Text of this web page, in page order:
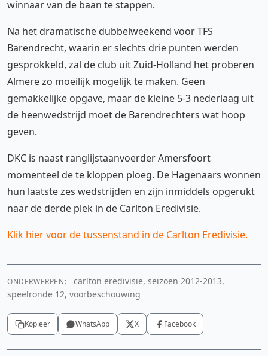
winnaar van de baan te stappen.
Na het dramatische dubbelweekend voor TFS
Barendrecht, waarin er slechts drie punten werden
gesprokkeld, zal de club uit Zuid-Holland het proberen
Almere zo moeilijk mogelijk te maken. Geen
gemakkelijke opgave, maar de kleine 5-3 nederlaag uit
de heenwedstrijd moet de Barendrechters wat hoop
geven.
DKC is naast ranglijstaanvoerder Amersfoort
momenteel de te kloppen ploeg. De Hagenaars wonnen
hun laatste zes wedstrijden en zijn inmiddels opgerukt
naar de derde plek in de Carlton Eredivisie.
Klik hier voor de tussenstand in de Carlton Eredivisie.
ONDERWERPEN:
carlton eredivisie, seizoen 2012-2013,
speelronde 12, voorbeschouwing
Kopieer WhatsApp X Facebook